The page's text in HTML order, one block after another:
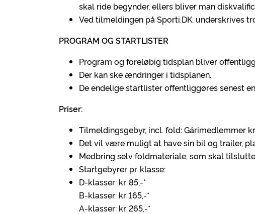
skal ride begynder, ellers bliver man
Ved tilmeldingen på Sporti.DK, underskrives
PROGRAM OG STARTLISTER
Program og foreløbig tidsplan bliver
Der kan ske ændringer i tidsplanen.
De endelige startlister offentliggøres senest
Priser:
Tilmeldingsgebyr, incl. fold: Gárimedlemmer
Det vil være muligt at have sin bil og trailer,
Medbring selv foldmateriale, som skal
Startgebyrer pr. klasse:
D-klasser: kr. 85,-*
B-klasser: kr. 165,-*
A-klasser: kr. 265,-*